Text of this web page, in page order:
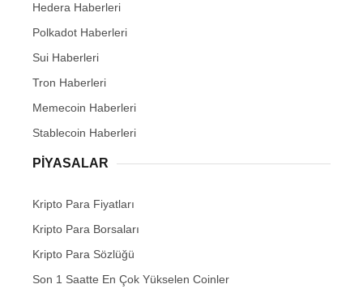
Hedera Haberleri
Polkadot Haberleri
Sui Haberleri
Tron Haberleri
Memecoin Haberleri
Stablecoin Haberleri
PIYASALAR
Kripto Para Fiyatları
Kripto Para Borsaları
Kripto Para Sözlüğü
Son 1 Saatte En Çok Yükselen Coinler